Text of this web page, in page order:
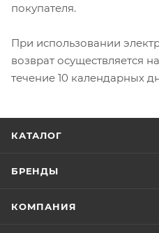
покупателя.
При использовании
возврат осуществляется
течение 10 календарных
КАТАЛОГ
БРЕНДЫ
КОМПАНИЯ